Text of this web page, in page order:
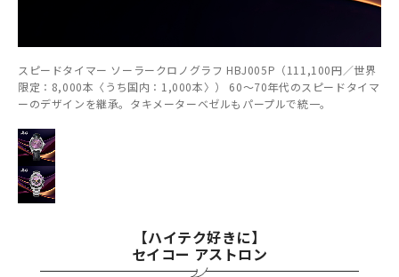
スピードタイマー ソーラークロノグラフ HBJ005P（111,100円／世界
限定：8,000本〈うち国内：1,000本〉） 60～70年代のスピードタイマ
ーのデザインを継承。タキメーターベゼルもパープルで統一。
【ハイテク好きに】
セイコー アストロン